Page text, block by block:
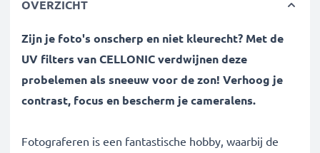
OVERZICHT
Zijn je foto's onscherp en niet kleurecht? Met de
UV filters van CELLONIC verdwijnen deze
probelemen als sneeuw voor de zon! Verhoog je
contrast, focus en bescherm je cameralens.
Fotograferen is een fantastische hobby, waarbij de